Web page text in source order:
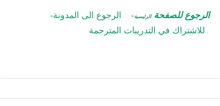
للصفحةالرئيسية-الرجوع الى المدونة-
للاشتراك في التدريبات المترجمة